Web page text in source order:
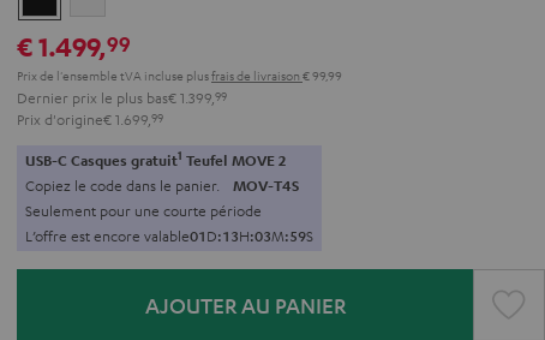
€ 1.499,99
Prix de l'ensemble tVA incluse plusfrais de livraison € 99,99
Dernier prix le plus bas€ 1.399, 99
Prix d'origine€ 1.699, 99
USB-C Casques gratuit1 Teufel MOVE 2
Copiez le code dans le panier. MOV-T4S
Seulement pour une courte période
L’offre est encore valable01D:13H:03M:57S
AJOUTER AU PANIER